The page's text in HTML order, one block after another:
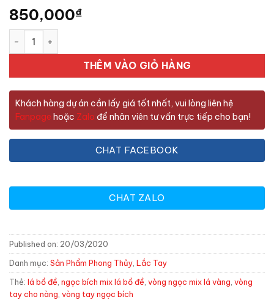
850,000₫
Ngọc Bích mix lá Bồ Đề số lượng
THÊM VÀO GIỎ HÀNG
Khách hàng dự án cần lấy giá tốt nhất, vui lòng liên hệ
Fanpage hoặc Zalo để nhân viên tư vấn trực tiếp cho bạn!
CHAT FACEBOOK
CHAT ZALO
Published on: 20/03/2020
Danh mục: Sản Phẩm Phong Thủy Lắc Tay
Thẻ: lá bồ đề ngọc bích mix lá bồ đề vòng ngọc mix lá vàng vòng
tay cho nàng vòng tay ngọc bích